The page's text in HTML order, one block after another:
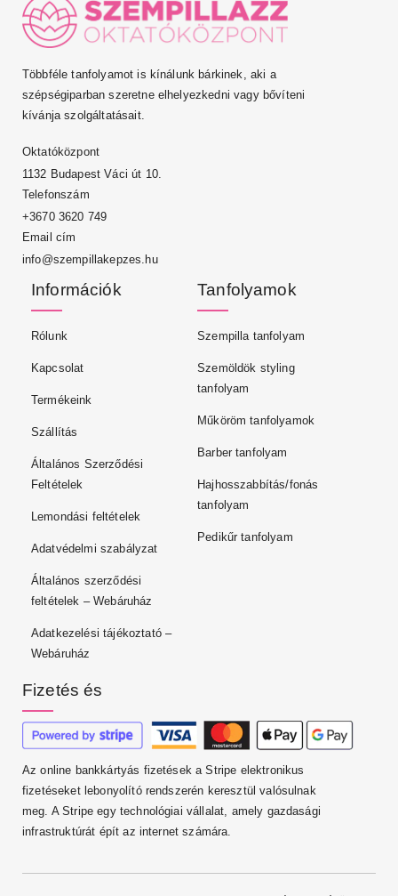
Többféle tanfolyamot is kínálunk bárkinek, aki a
szépségiparban szeretne elhelyezkedni vagy bővíteni
kívánja szolgáltatásait.
Oktatóközpont
1132 Budapest Váci út 10.
Telefonszám
+3670 3620 749
Email cím
info@szempillakepzes.hu
Információk
Rólunk
Kapcsolat
Termékeink
Szállítás
Általános Szerződési
Feltételek
Lemondási feltételek
Adatvédelmi szabályzat
Általános szerződési
feltételek – Webáruház
Adatkezelési tájékoztató –
Webáruház
Tanfolyamok
Szempilla tanfolyam
Szemöldök styling
tanfolyam
Műköröm tanfolyamok
Barber tanfolyam
Hajhosszabbítás/fonás
tanfolyam
Pedikűr tanfolyam
Fizetés és
Az online bankkártyás fizetések a Stripe elektronikus
fizetéseket lebonyolító rendszerén keresztül valósulnak
meg. A Stripe egy technológiai vállalat, amely gazdasági
infrastruktúrát épít az internet számára.